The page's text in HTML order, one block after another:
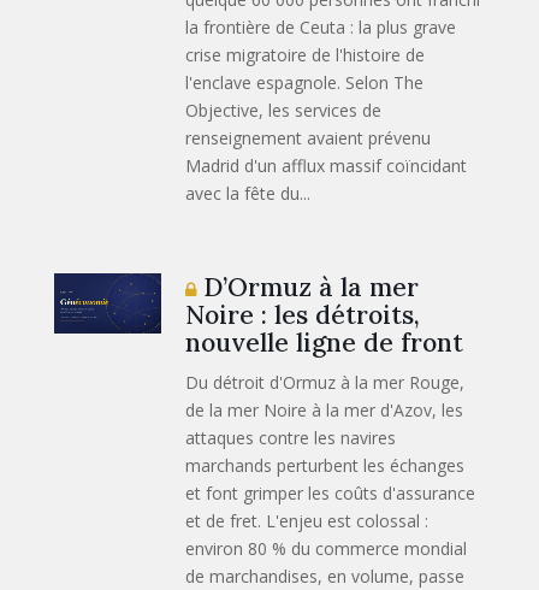
la frontière de Ceuta : la plus grave
crise migratoire de l'histoire de
l'enclave espagnole. Selon The
Objective, les services de
renseignement avaient prévenu
Madrid d'un afflux massif coïncidant
avec la fête du...
D’Ormuz à la mer
Noire : les détroits,
nouvelle ligne de front
Du détroit d'Ormuz à la mer Rouge,
de la mer Noire à la mer d'Azov, les
attaques contre les navires
marchands perturbent les échanges
et font grimper les coûts d'assurance
et de fret. L'enjeu est colossal :
environ 80 % du commerce mondial
de marchandises, en volume, passe